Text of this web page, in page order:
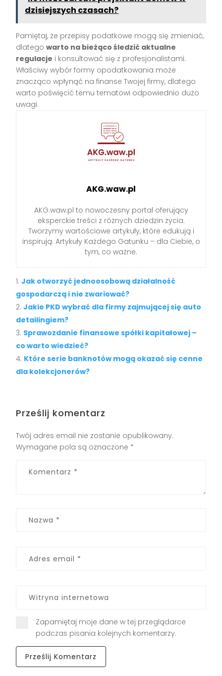
dzisiejszych czasach?
Pamiętaj, że przepisy podatkowe mogą się zmieniać,
dlategowarto na bieżąco śledzić aktualne
regulacje i konsultować się z profesjonalistami.
Właściwy wybór formy opodatkowania może
znacząco wpłynąć na finanse Twojej firmy, dlatego
warto poświęcić temu tematowi odpowiednio dużo
uwagi.
AKG.waw.pl
AKG.waw.pl to nowoczesny portal oferujący
eksperckie treści z różnych dziedzin życia.
Tworzymy wartościowe artykuły, które edukują i
inspirują. Artykuły Każdego Gatunku – dla Ciebie, o
tym, co ważne.
Jak otworzyć jednoosobową działalność
gospodarczą i nie zwariować?
Jakie PKD wybrać dla firmy zajmującej się auto
detailingiem?
Sprawozdanie finansowe spółki kapitałowej –
co warto wiedzieć?
Które serie banknotów mogą okazać się cenne
dla kolekcjonerów?
Prześlij komentarz
Twój adres email nie zostanie opublikowany.
Wymagane pola są oznaczone *
Zapamiętaj moje dane w tej przeglądarce
podczas pisania kolejnych komentarzy.